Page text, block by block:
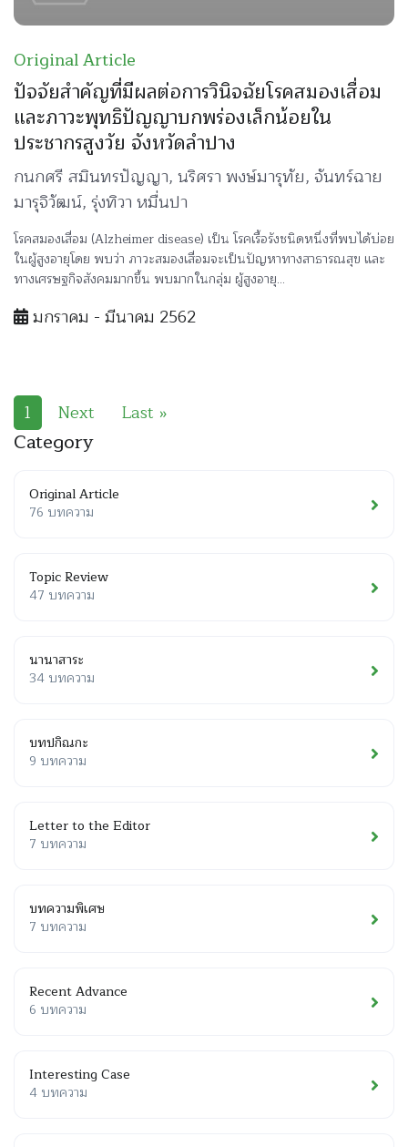
Original Article
ปัจจัยสำคัญที่มีผลต่อการวินิจฉัยโรคสมองเสื่อม
และภาวะพุทธิปัญญาบกพร่องเล็กน้อยใน
ประชากรสูงวัย จังหวัดลำปาง
กนกศรี สมินทรปัญญา, นริศรา พงษ์มารุทัย, จันทร์ฉาย
มารุจิวัฒน์, รุ่งทิวา หมื่นปา
โรคสมองเสื่อม (Alzheimer disease) เป็น โรคเรื้อรังชนิดหนึ่งที่พบได้บ่อย
ในผู้สูงอายุโดย พบว่า ภาวะสมองเสื่อมจะเป็นปัญหาทางสาธารณสุข และ
ทางเศรษฐกิจสังคมมากขึ้น พบมากในกลุ่ม ผู้สูงอายุ...
มกราคม - มีนาคม 2562
1 Next Last »
Category
Original Article
76 บทความ
Topic Review
47 บทความ
นานาสาระ
34 บทความ
บทปกิณกะ
9 บทความ
Letter to the Editor
7 บทความ
บทความพิเศษ
7 บทความ
Recent Advance
6 บทความ
Interesting Case
4 บทความ